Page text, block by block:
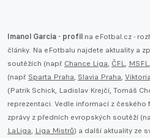
Imanol Garcia - profil na eFotbal.cz -
články. Na eFotbalu najdete aktuality a
soutěžích (např. Chance Liga, ČFL, MSFL,
(např. Sparta Praha, Slavia Praha,
(Patrik Schick, Ladislav Krejčí, Tomáš
reprezentaci. Vedle informací z
zprávy z předních evropských soutěží
LaLiga, Liga Mistrů) a další aktuality ze